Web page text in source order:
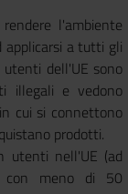
l'ambiente
applicarsi a tutti gli
utenti dell'UE sono
illegali e vedono
cui si connettono
prodotti.
utenti nell'UE (ad
con meno di 50